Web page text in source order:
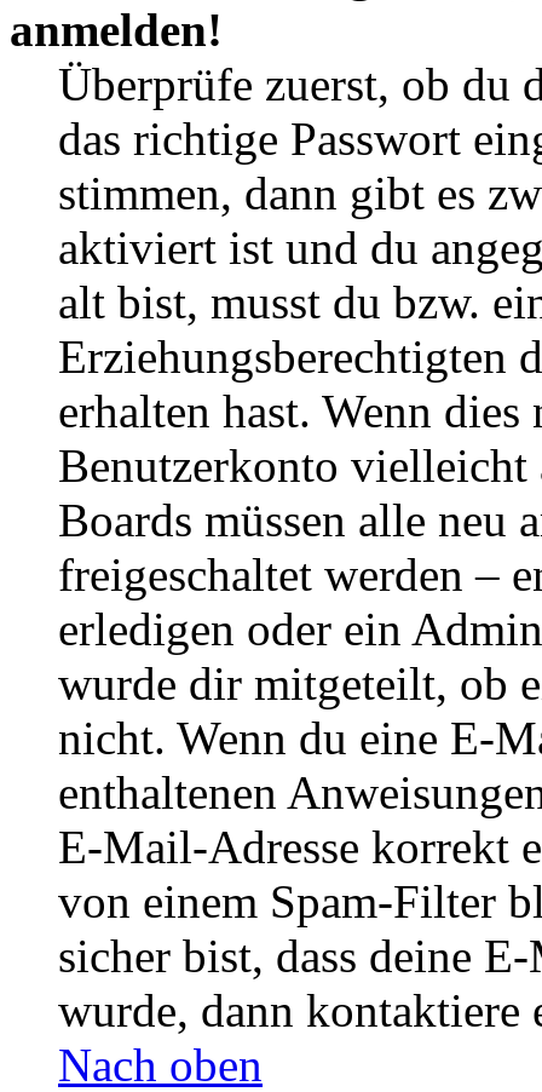
anmelden!
Überprüfe zuerst, ob du
das richtige Passwort
stimmen, dann gibt es
aktiviert ist und du
alt bist, musst du bzw.
Erziehungsberechtigten
erhalten hast. Wenn
Benutzerkonto
Boards müssen alle neu
freigeschaltet werden –
erledigen oder ein
wurde dir mitgeteilt, ob
nicht. Wenn du eine E-
enthaltenen
E-Mail-Adresse korrekt
von einem Spam-Filter
sicher bist, dass deine
wurde, dann kontaktiere
Nach oben